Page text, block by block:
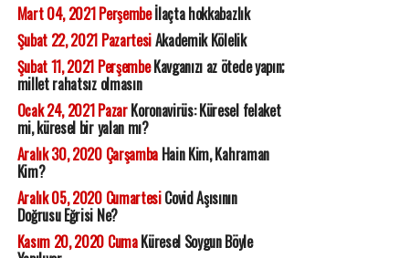
Mart 04, 2021 Perşembeİlaçta hokkabazlık
Şubat 22, 2021 PazartesiAkademik Kölelik
Şubat 11, 2021 PerşembeKavganızı az ötede yapın;
millet rahatsız olmasın
Ocak 24, 2021 PazarKoronavirüs: Küresel felaket
mi, küresel bir yalan mı?
Aralık 30, 2020 ÇarşambaHain Kim, Kahraman
Kim?
Aralık 05, 2020 CumartesiCovid Aşısının
Doğrusu Eğrisi Ne?
Kasım 20, 2020 CumaKüresel Soygun Böyle